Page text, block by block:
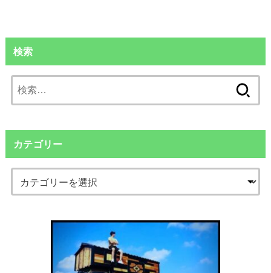
検索
索:
カテゴリー